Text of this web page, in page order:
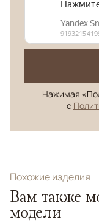
Нажимая
с
Похожие изделия
Вам также
модели